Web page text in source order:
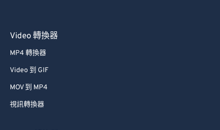
Video 轉換器
MP4 轉換器
Video 到 GIF
MOV 到 MP4
視訊轉換器